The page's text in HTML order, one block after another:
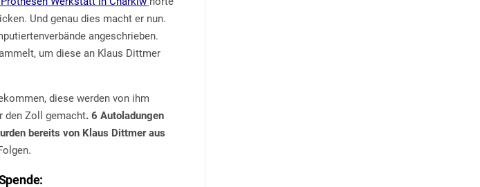
Und genau dies macht er nun.
angeschrieben.
um diese an Klaus Dittmer
diese werden von ihm
den Zoll gemacht. 6 Autoladungen
bereits von Klaus Dittmer aus